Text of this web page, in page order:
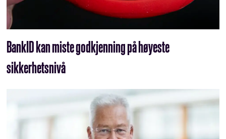
BankID kan miste godkjenning på høyeste
sikkerhetsnivå